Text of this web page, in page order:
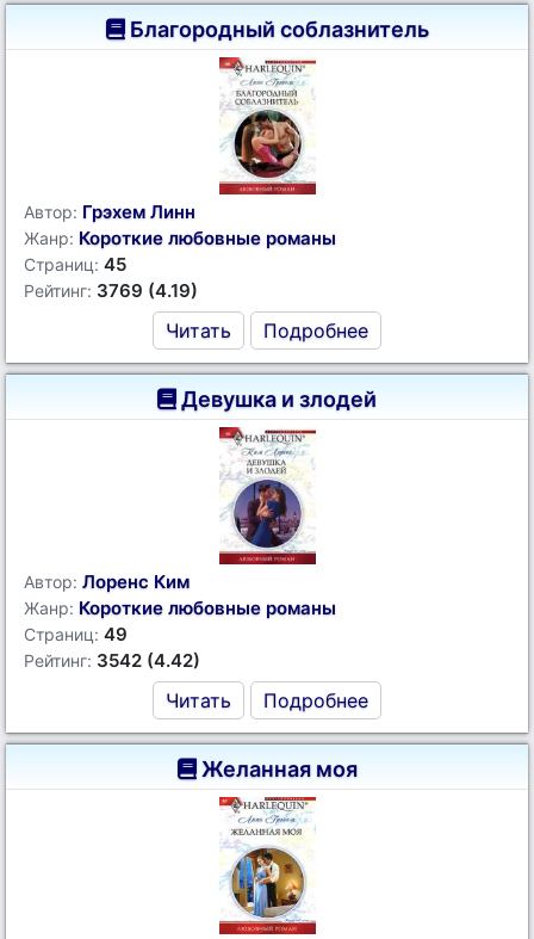
Благородный соблазнитель
Автор: Грэхем Линн
Жанр: Короткие любовные романы
Страниц: 45
Рейтинг: 3769 (4.19)
Читать Подробнее
Девушка и злодей
Автор: Лоренс Ким
Жанр: Короткие любовные романы
Страниц: 49
Рейтинг: 3542 (4.42)
Читать Подробнее
Желанная моя